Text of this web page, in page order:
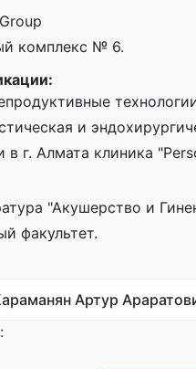
комплекс № 6.
и
г. Алмата клиника
"Акушерство и
факультет.
Артур